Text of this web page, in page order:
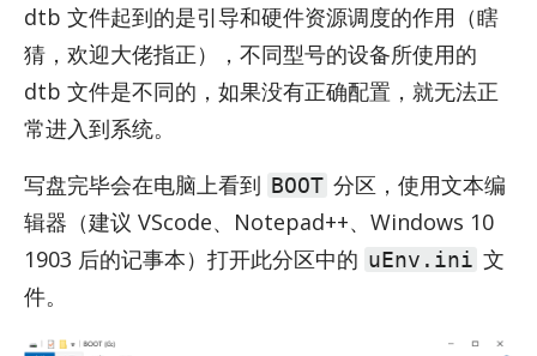
dtb 文件起到的是引导和硬件资源调度的作用（瞎
猜，欢迎大佬指正），不同型号的设备所使用的
dtb 文件是不同的，如果没有正确配置，就无法正
常进入到系统。
写盘完毕会在电脑上看到 BOOT 分区，使用文本编
辑器（建议 VS­code、Notepad++、Win­dows 10
1903 后的记事本）打开此分区中的 uEnv.ini 文
件。